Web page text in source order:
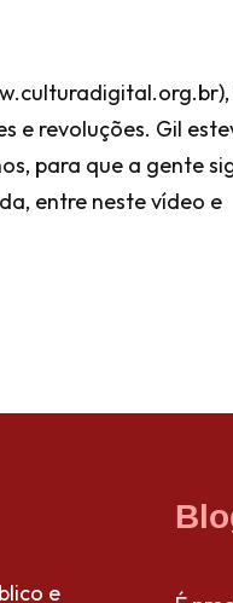
e revoluções. Gil
para que a gente
entre neste vídeo e
e